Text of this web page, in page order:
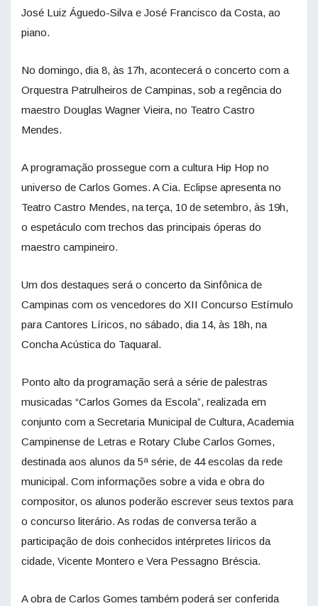
José Luiz Águedo-Silva e José Francisco da Costa, ao
piano.
No domingo, dia 8, às 17h, acontecerá o concerto com a
Orquestra Patrulheiros de Campinas, sob a regência do
maestro Douglas Wagner Vieira, no Teatro Castro
Mendes.
A programação prossegue com a cultura Hip Hop no
universo de Carlos Gomes. A Cia. Eclipse apresenta no
Teatro Castro Mendes, na terça, 10 de setembro, às 19h,
o espetáculo com trechos das principais óperas do
maestro campineiro.
Um dos destaques será o concerto da Sinfônica de
Campinas com os vencedores do XII Concurso Estímulo
para Cantores Líricos, no sábado, dia 14, às 18h, na
Concha Acústica do Taquaral.
Ponto alto da programação será a série de palestras
musicadas “Carlos Gomes da Escola”, realizada em
conjunto com a Secretaria Municipal de Cultura, Academia
Campinense de Letras e Rotary Clube Carlos Gomes,
destinada aos alunos da 5ª série, de 44 escolas da rede
municipal. Com informações sobre a vida e obra do
compositor, os alunos poderão escrever seus textos para
o concurso literário. As rodas de conversa terão a
participação de dois conhecidos intérpretes líricos da
cidade, Vicente Montero e Vera Pessagno Bréscia.
A obra de Carlos Gomes também poderá ser conferida